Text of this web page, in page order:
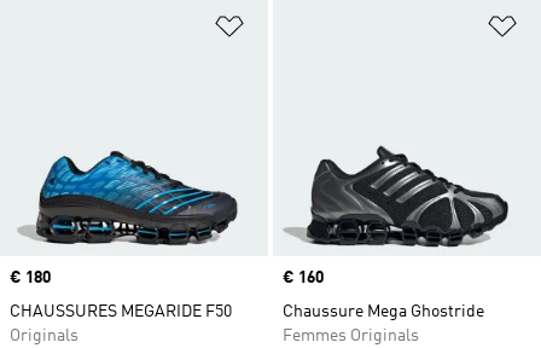
Ajouter à la Liste de produits
Prix
€ 180
CHAUSSURES MEGARIDE F50
Originals
Prix
€ 160
Chaussure Mega Ghostride
Femmes Originals